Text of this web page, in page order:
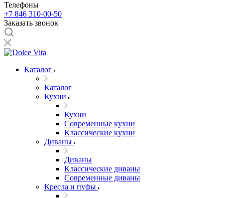
Телефоны
+7 846 310-00-50
Заказать звонок
Каталог
Каталог
Кухни
Кухни
Современные кухни
Классические кухни
Диваны
Диваны
Классические диваны
Современные диваны
Кресла и пуфы